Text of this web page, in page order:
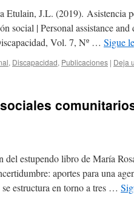
Etulain, J.L. (2019). Asistencia
social | Personal assistance and
Vol. 7, Nº … Sigue
, Discapacidad, Publicaciones | Deja
del estupendo libro de María
aportes para una
estructura en torno a tres …